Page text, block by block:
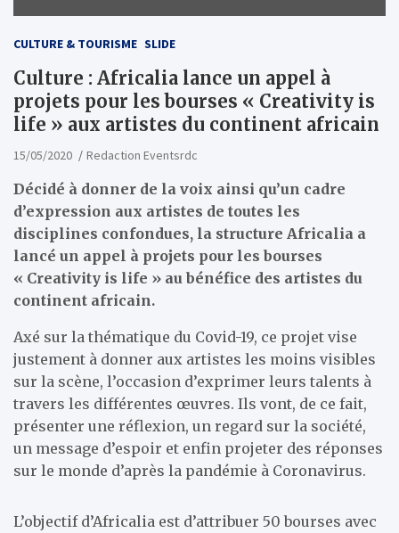
CULTURE & TOURISME SLIDE
Culture : Africalia lance un appel à
projets pour les bourses « Creativity is
life » aux artistes du continent africain
15/05/2020 Redaction Eventsrdc
Décidé à donner de la voix ainsi qu’un cadre
d’expression aux artistes de toutes les
disciplines confondues, la structure Africalia a
lancé un appel à projets pour les bourses
« Creativity is life » au bénéfice des artistes du
continent africain.
Axé sur la thématique du Covid-19, ce projet vise
justement à donner aux artistes les moins visibles
sur la scène, l’occasion d’exprimer leurs talents à
travers les différentes œuvres. Ils vont, de ce fait,
présenter une réflexion, un regard sur la société,
un message d’espoir et enfin projeter des réponses
sur le monde d’après la pandémie à Coronavirus.
L’objectif d’Africalia est d’attribuer 50 bourses avec